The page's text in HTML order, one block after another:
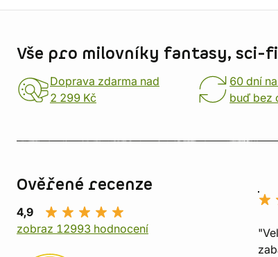
Vše pro milovníky fantasy, sci-
Doprava zdarma nad
2 299 Kč
60 dní
buď bez
Ověřené recenze
4,9
zobraz 12993 hodnocení